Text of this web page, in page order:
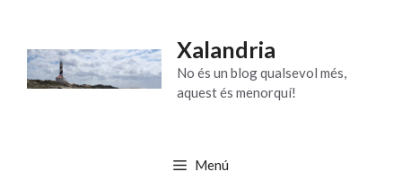
contingut
Xalandria
No és un blog qualsevol més,
aquest és menorquí!
Menú